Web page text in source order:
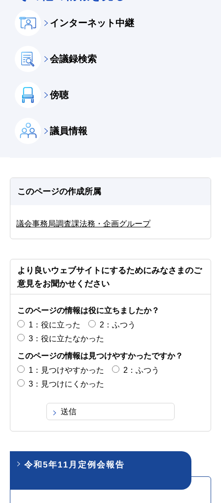
インターネット中継
会議録検索
傍聴
議員情報
このページの作成所属
議会事務局調査課法務・企画グループ
より良いウェブサイトにするためにみなさまのご
意見をお聞かせください
このページの情報は役に立ちましたか？
1：役に立った
2：ふつう
3：役に立たなかった
このページの情報は見つけやすかったですか？
1：見つけやすかった
2：ふつう
3：見つけにくかった
令和5年11月定例会報告